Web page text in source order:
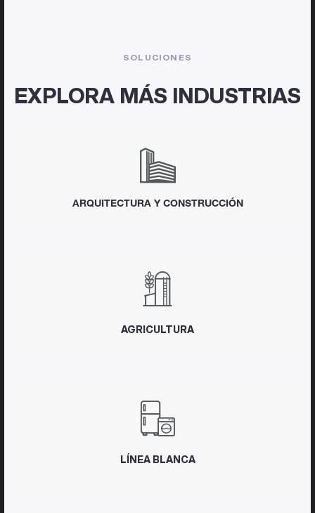
SOLUCIONES
EXPLORA MÁS INDUSTRIAS
ARQUITECTURA Y CONSTRUCCIÓN
AGRICULTURA
LÍNEA BLANCA